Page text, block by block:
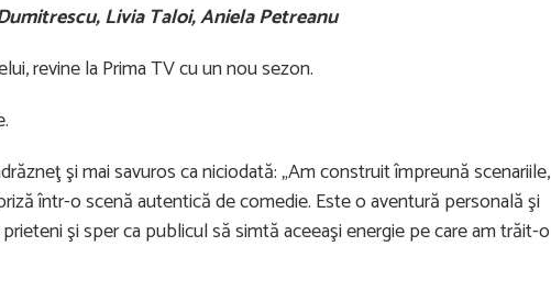
Livia Taloi, Aniela Petreanu
revine la Prima TV cu un nou sezon.
şi mai savuros ca niciodată: „Am construit împreună scenariile,
într-o scenă autentică de comedie. Este o aventură personală şi
şi sper ca publicul să simtă aceeaşi energie pe care am trăit-o